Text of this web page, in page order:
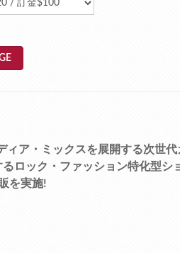
ア・ミックスを展開する次世代
ロック・ファッション特化型シ
を実施!